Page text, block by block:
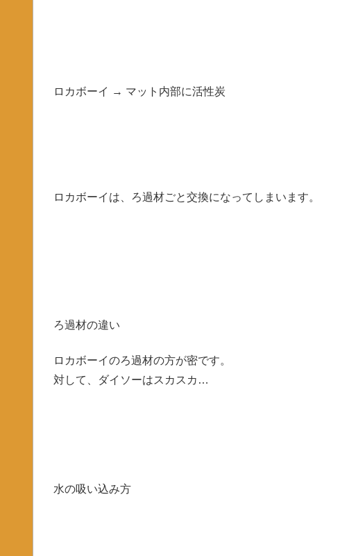
ロカボーイ → マット内部に活性炭
ロカボーイは、ろ過材ごと交換になってしまいます。
ろ過材の違い
ロカボーイのろ過材の方が密です。
対して、ダイソーはスカスカ…
水の吸い込み方